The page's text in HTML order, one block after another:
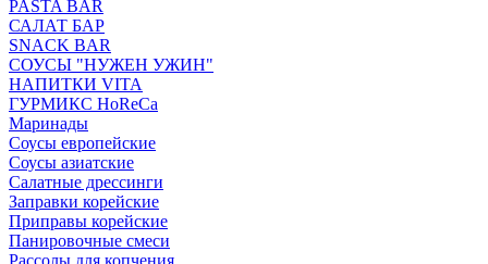
PASTA BAR
САЛАТ БАР
SNACK BAR
СОУСЫ "НУЖЕН УЖИН"
НАПИТКИ VITA
ГУРМИКС HoReCa
Маринады
Соусы европейские
Соуcы азиатские
Салатные дрессинги
Заправки корейские
Приправы корейские
Панировочные смеси
Рассолы для копчения